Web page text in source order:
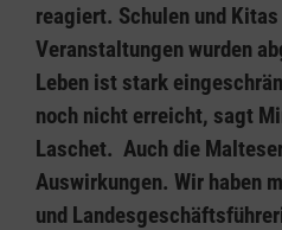
reagiert. Schulen und
Veranstaltungen wurden
Leben ist stark
noch nicht erreicht, sagt
Laschet. Auch die
Auswirkungen. Wir haben
und